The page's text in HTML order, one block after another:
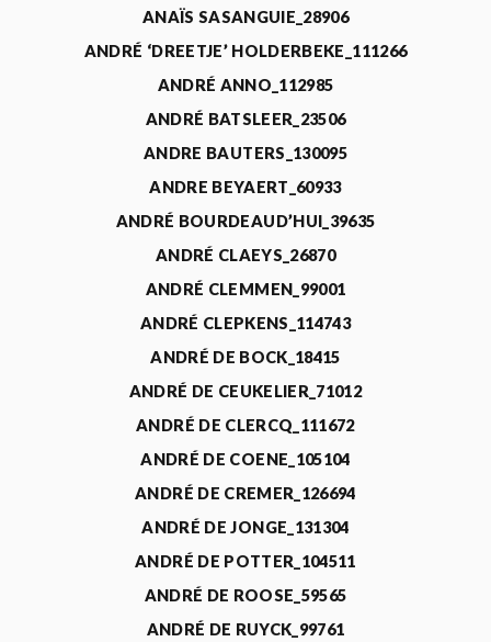
ANAÏS SASANGUIE_28906
ANDRÉ ‘DREETJE’ HOLDERBEKE_111266
ANDRÉ ANNO_112985
ANDRÉ BATSLEER_23506
ANDRE BAUTERS_130095
ANDRE BEYAERT_60933
ANDRÉ BOURDEAUD’HUI_39635
ANDRÉ CLAEYS_26870
ANDRÉ CLEMMEN_99001
ANDRÉ CLEPKENS_114743
ANDRÉ DE BOCK_18415
ANDRÉ DE CEUKELIER_71012
ANDRÉ DE CLERCQ_111672
ANDRÉ DE COENE_105104
ANDRÉ DE CREMER_126694
ANDRÉ DE JONGE_131304
ANDRÉ DE POTTER_104511
ANDRÉ DE ROOSE_59565
ANDRÉ DE RUYCK_99761